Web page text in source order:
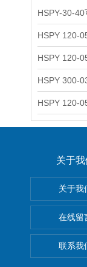
关于我
关于我
在线留
联系我